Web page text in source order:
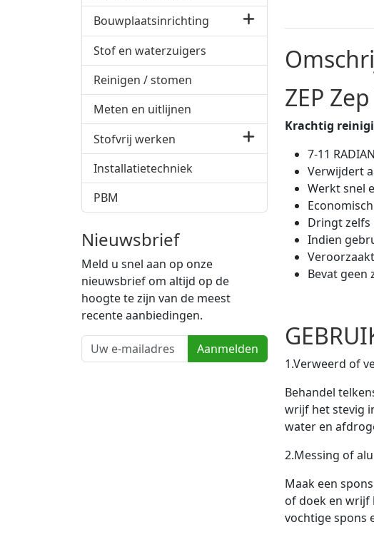
Bouwplaatsinrichting
Stof en waterzuigers
Reinigen / stomen
Meten en uitlijnen
Stofvrij werken
Installatietechniek
PBM
Nieuwsbrief
Meld u snel aan op onze
nieuwsbrief om altijd op de
hoogte te zijn van de meest
recente aanbiedingen.
Aanmelden
ZEP
Krachtig
7-11
Verwijdert
Werkt snel
Dringt
Indien
Bevat
1.Verweerd of
Behandel
wrijf het stevig
water en
2.Messing of
Maak een
of doek en wrijf
vochtige spons